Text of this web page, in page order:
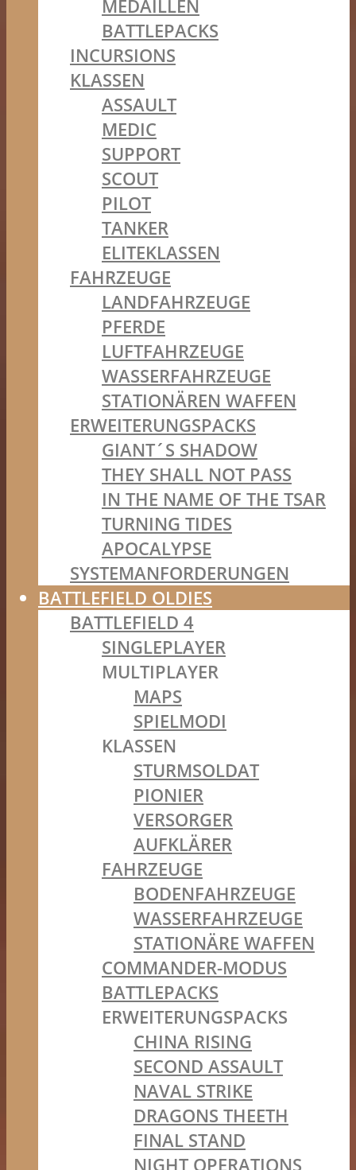
MEDAILLEN
BATTLEPACKS
INCURSIONS
KLASSEN
ASSAULT
MEDIC
SUPPORT
SCOUT
PILOT
TANKER
ELITEKLASSEN
FAHRZEUGE
LANDFAHRZEUGE
PFERDE
LUFTFAHRZEUGE
WASSERFAHRZEUGE
STATIONÄREN WAFFEN
ERWEITERUNGSPACKS
GIANT´S SHADOW
THEY SHALL NOT PASS
IN THE NAME OF THE TSAR
TURNING TIDES
APOCALYPSE
SYSTEMANFORDERUNGEN
BATTLEFIELD OLDIES
BATTLEFIELD 4
SINGLEPLAYER
MULTIPLAYER
MAPS
SPIELMODI
KLASSEN
STURMSOLDAT
PIONIER
VERSORGER
AUFKLÄRER
FAHRZEUGE
BODENFAHRZEUGE
WASSERFAHRZEUGE
STATIONÄRE WAFFEN
COMMANDER-MODUS
BATTLEPACKS
ERWEITERUNGSPACKS
CHINA RISING
SECOND ASSAULT
NAVAL STRIKE
DRAGONS THEETH
FINAL STAND